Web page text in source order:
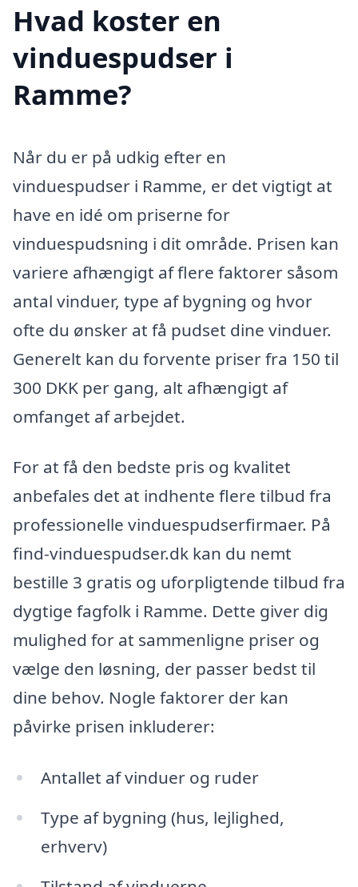
Hvad koster en
vinduespudser i
Ramme?
Når du er på udkig efter en
vinduespudser i Ramme, er det vigtigt at
have en idé om priserne for
vinduespudsning i dit område. Prisen kan
variere afhængigt af flere faktorer såsom
antal vinduer, type af bygning og hvor
ofte du ønsker at få pudset dine vinduer.
Generelt kan du forvente priser fra 150 til
300 DKK per gang, alt afhængigt af
omfanget af arbejdet.
For at få den bedste pris og kvalitet
anbefales det at indhente flere tilbud fra
professionelle vinduespudserfirmaer. På
find-vinduespudser.dk kan du nemt
bestille 3 gratis og uforpligtende tilbud fra
dygtige fagfolk i Ramme. Dette giver dig
mulighed for at sammenligne priser og
vælge den løsning, der passer bedst til
dine behov. Nogle faktorer der kan
påvirke prisen inkluderer:
Antallet af vinduer og ruder
Type af bygning (hus, lejlighed,
erhverv)